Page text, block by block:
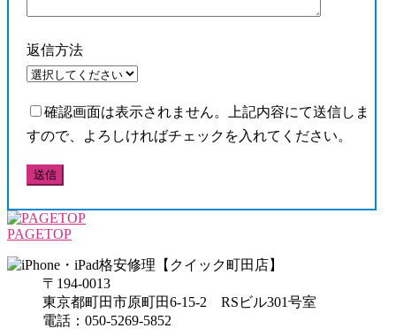
返信方法
確認画面は表示されません。上記内容にて送信しま
すので、よろしければチェックを入れてください。
PAGETOP
〒194-0013
東京都町田市原町田6-15-2 RSビル301号室
電話：050-5269-5852